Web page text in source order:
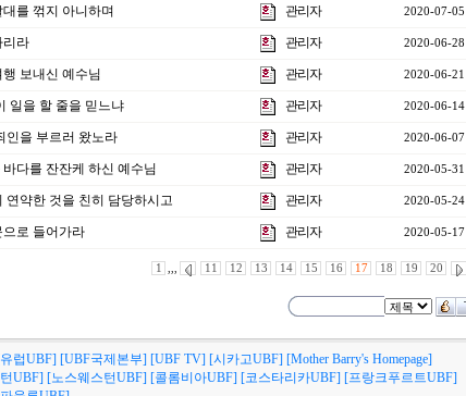
를 꺾지 아니하며 관리자 2020-07-05
리라 관리자 2020-06-28
보내신 예수님 관리자 2020-06-21
일을 할 줄을 믿느냐 관리자 2020-06-14
인을 부르러 왔노라 관리자 2020-06-07
다를 잔잔케 하신 예수님 관리자 2020-05-31
연약한 것을 친히 담당하시고 관리자 2020-05-24
으로 들어가라 관리자 2020-05-17
1 ,,, 11 12 13 14 15 16 17 18 19 20
럽UBF] [UBF국제본부] [UBF TV] [시카고UBF] [Mother Barry's Homepage]
UBF] [노스웨스턴UBF] [콜롬비아UBF] [코스타리카UBF] [프랑크푸르트UBF]